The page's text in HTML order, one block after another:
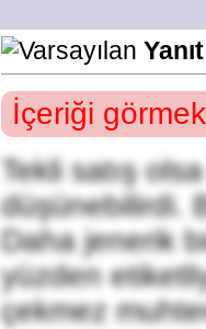
İçeriği
Tekli satış
düşünebilirdi.
Daha jenerik
yüzden
çekmez